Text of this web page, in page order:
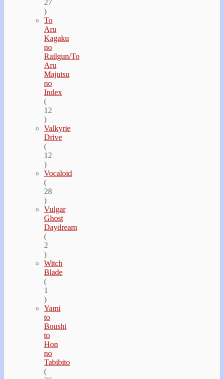
27
)
To
Aru
Kagaku
no
Railgun/To
Aru
Majutsu
no
Index
(
12
)
Valkyrie
Drive
(
12
)
Vocaloid
(
28
)
Vulgar
Ghost
Daydream
(
2
)
Witch
Blade
(
1
)
Yami
to
Boushi
to
Hon
no
Tabibito
(